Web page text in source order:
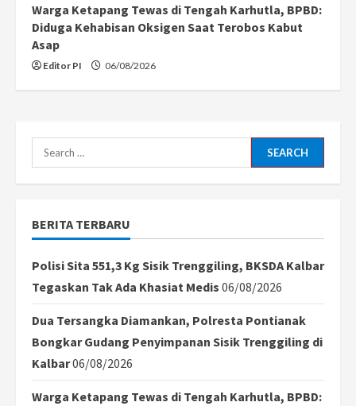
Warga Ketapang Tewas di Tengah Karhutla, BPBD:
Diduga Kehabisan Oksigen Saat Terobos Kabut
Asap
Editor PI 06/08/2026
Search
for:
BERITA TERBARU
Polisi Sita 551,3 Kg Sisik Trenggiling, BKSDA Kalbar
Tegaskan Tak Ada Khasiat Medis 06/08/2026
Dua Tersangka Diamankan, Polresta Pontianak
Bongkar Gudang Penyimpanan Sisik Trenggiling di
Kalbar06/08/2026
Warga Ketapang Tewas di Tengah Karhutla, BPBD: